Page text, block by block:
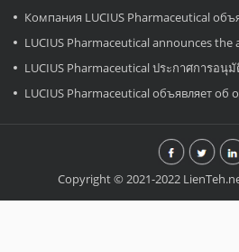
Компания LUCIUS Pharmaceutical объявляет об
LUCIUS Pharmaceutical announces
LUCIUS Pharmaceutical ประกาศการอนุ
LUCIUS Pharmaceutical объявляет об
Copyright © 2021-2022